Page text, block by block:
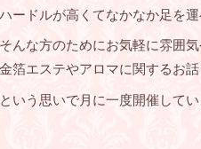
ハードルが高くてなかなか足を運
そんな方のためにお気軽に雰囲
金箔エステやアロマに関するお
という思いで月に一度開催してい